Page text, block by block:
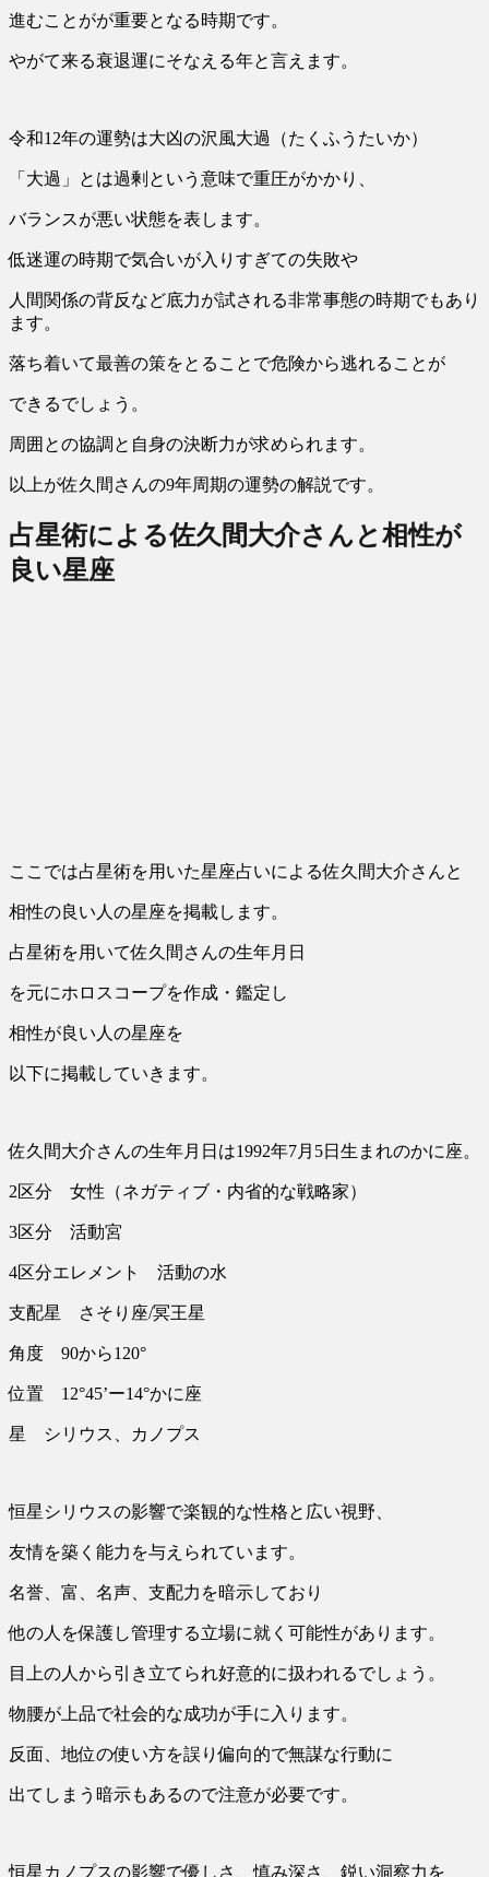
進むことがが重要となる時期です。
やがて来る衰退運にそなえる年と言えます。
令和12年の運勢は大凶の沢風大過（たくふうたいか）
「大過」とは過剰という意味で重圧がかかり、
バランスが悪い状態を表します。
低迷運の時期で気合いが入りすぎての失敗や
人間関係の背反など底力が試される非常事態の時期でもあり
ます。
落ち着いて最善の策をとることで危険から逃れることが
できるでしょう。
周囲との協調と自身の決断力が求められます。
以上が佐久間さんの9年周期の運勢の解説です。
占星術による佐久間大介さんと相性が
良い星座
ここでは占星術を用いた星座占いによる佐久間大介さんと
相性の良い人の星座を掲載します。
占星術を用いて佐久間さんの生年月日
を元にホロスコープを作成・鑑定し
相性が良い人の星座を
以下に掲載していきます。
佐久間大介さんの生年月日は1992年7月5日生まれのかに座。
2区分 女性（ネガティブ・内省的な戦略家）
3区分 活動宮
4区分エレメント 活動の水
支配星 さそり座/冥王星
角度 90から120°
位置 12°45’ー14°かに座
星 シリウス、カノプス
恒星シリウスの影響で楽観的な性格と広い視野、
友情を築く能力を与えられています。
名誉、富、名声、支配力を暗示しており
他の人を保護し管理する立場に就く可能性があります。
目上の人から引き立てられ好意的に扱われるでしょう。
物腰が上品で社会的な成功が手に入ります。
反面、地位の使い方を誤り偏向的で無謀な行動に
出てしまう暗示もあるので注意が必要です。
恒星カノプスの影響で優しさ、慎み深さ、鋭い洞察力を